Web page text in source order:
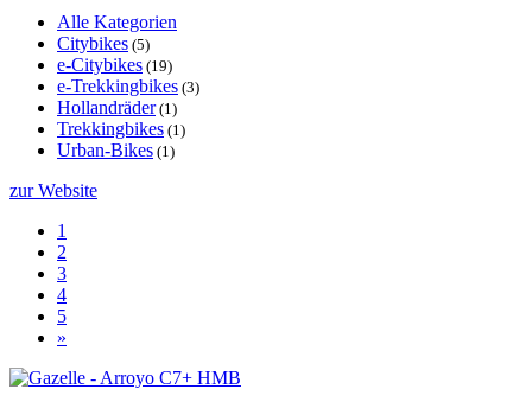
Alle Kategorien
Citybikes (5)
e-Citybikes (19)
e-Trekkingbikes (3)
Hollandräder(1)
Trekkingbikes (1)
Urban-Bikes (1)
zur Website
1
2
3
4
5
»